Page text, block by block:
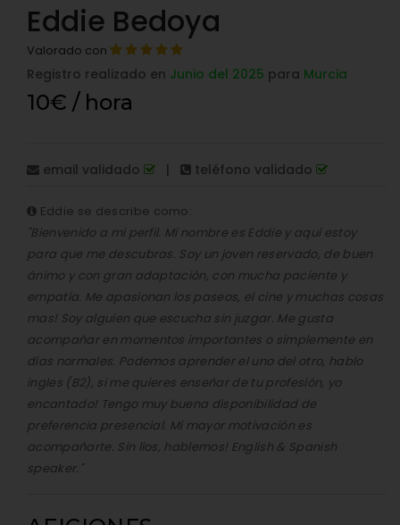
Eddie Bedoya
Valorado con
Registro realizado en Junio del 2025 para Murcia
10€ / hora
email validado | teléfono validado
Eddie se describe como:
"Bienvenido a mi perfil. Mi nombre es Eddie y aquí estoy
para que me descubras. Soy un joven reservado, de buen
ánimo y con gran adaptación, con mucha paciente y
empatía. Me apasionan los paseos, el cine y muchas cosas
mas! Soy alguien que escucha sin juzgar. Me gusta
acompañar en momentos importantes o simplemente en
días normales. Podemos aprender el uno del otro, hablo
ingles (B2), si me quieres enseñar de tu profesión, yo
encantado! Tengo muy buena disponibilidad de
preferencia presencial. Mi mayor motivación es
acompañarte. Sin líos, hablemos! English & Spanish
speaker."